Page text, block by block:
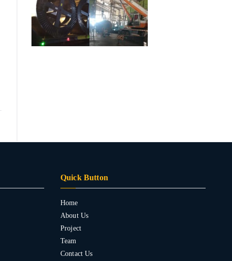
Quick Button
Home
About Us
Project
Team
Contact Us